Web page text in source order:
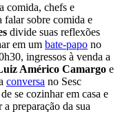
comida, chefs e
falar sobre comida e
divide suas reflexões
em um bate-papo no
ingressos à venda a
Américo Camargo e
conversa no Sesc
se cozinhar em casa e
preparação da sua